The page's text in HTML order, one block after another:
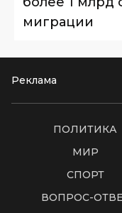
миграции
Реклама
ПОЛИТИКА
МИР
СПОРТ
ВОПРОС-